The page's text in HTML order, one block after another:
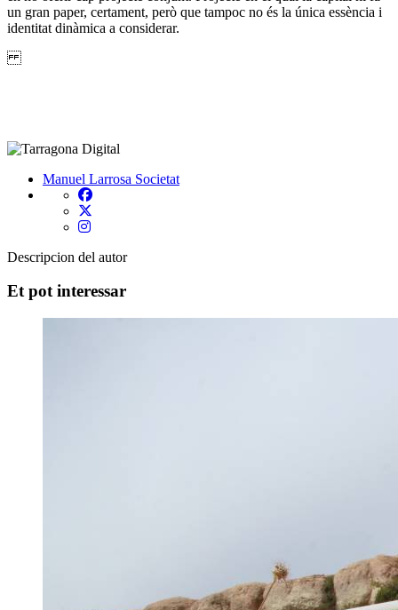
un gran paper, certament, però que tampoc no és la única essència i
identitat dinàmica a considerar.
Manuel Larrosa Societat
Descripcion del autor
Et pot interessar